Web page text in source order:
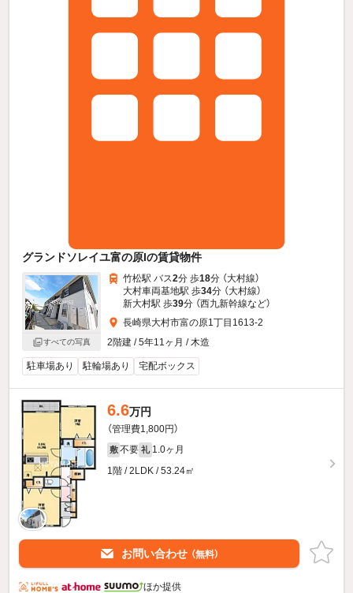
グランドソレイユ富の原Iの賃貸物件
すべての写真
竹松駅 バス2分 歩18分 （大村線）
大村車両基地駅 歩34分 （大村線）
新大村駅 歩39分 （西九新幹線など）
長崎県大村市富の原1丁目1613-2
2階建 / 5年11ヶ月 / 木造
駐車場あり 駐輪場あり 宅配ボックス
6.6万円
（管理費1,800円）
敷 不要 礼 1.0ヶ月
1階 / 2LDK / 53.24㎡
お問い合わせ （無料）
ほか提供